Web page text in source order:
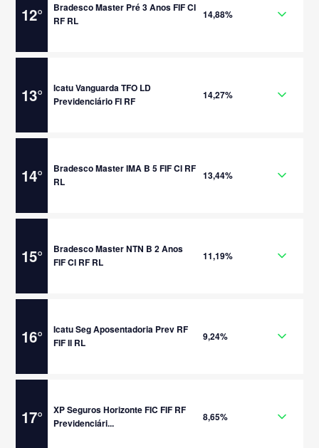
12°
Bradesco Master Pré 3 Anos FIF CI
RF RL
14,88%
13°
Icatu Vanguarda TFO LD
Previdenciário FI RF
14,27%
14°
Bradesco Master IMA B 5 FIF CI RF
RL
13,44%
15°
Bradesco Master NTN B 2 Anos
FIF CI RF RL
11,19%
16°
Icatu Seg Aposentadoria Prev RF
FIF II RL
9,24%
17°
XP Seguros Horizonte FIC FIF RF
Previdenciári...
8,65%